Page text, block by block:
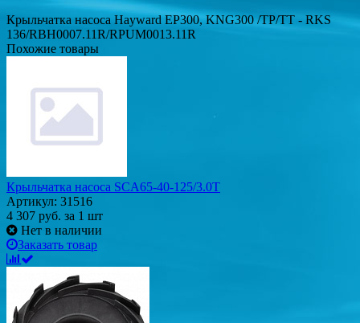
Крыльчатка насоса Hayward EP300, KNG300 /ТР/ТТ - RKS
136/RBH0007.11R/RPUM0013.11R
Похожие товары
Крыльчатка насоса SCA65-40-125/3.0T
Артикул: 31516
4 307 руб. за 1 шт
Нет в наличии
Заказать товар